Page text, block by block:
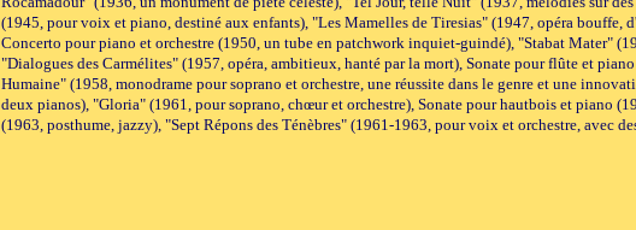
(1945, pour voix et piano, destiné aux enfants), "Les Mamelles de Tiresias" (1947, opéra bouffe,
Concerto pour piano et orchestre (1950, un tube en patchwork inquiet-guindé), "Stabat Mater"
"Dialogues des Carmélites" (1957, opéra, ambitieux, hanté par la mort), Sonate pour flûte et
Humaine" (1958, monodrame pour soprano et orchestre, une réussite dans le genre et une
deux pianos), "Gloria" (1961, pour soprano, chœur et orchestre), Sonate pour hautbois et piano
(1963, posthume, jazzy), "Sept Répons des Ténèbres" (1961-1963, pour voix et orchestre, avec